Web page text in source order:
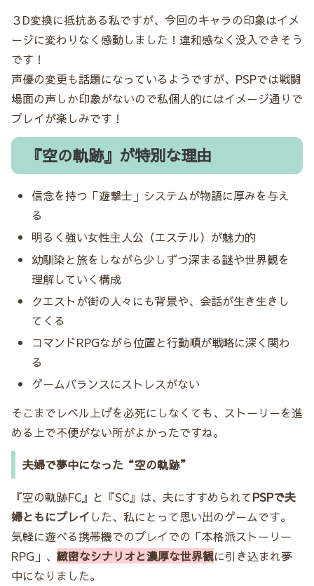
３D変換に抵抗ある私ですが、今回のキャラの印象はイメ
ージに変わりなく感動しました！違和感なく没入できそう
です！
声優の変更も話題になっているようですが、PSPでは戦闘
場面の声しか印象がないので私個人的にはイメージ通りで
プレイが楽しみです！
『空の軌跡』が特別な理由
信念を持つ「遊撃士」システムが物語に厚みを与え
る
明るく強い女性主人公（エステル）が魅力的
幼馴染と旅をしながら少しずつ深まる謎や世界観を
理解していく構成
クエストが街の人々にも背景や、会話が生き生きし
てくる
コマンドRPGながら位置と行動順が戦略に深く関わ
る
ゲームバランスにストレスがない
そこまでレベル上げを必死にしなくても、ストーリーを進
める上で不便がない所がよかったですね。
夫婦で夢中になった“空の軌跡”
『空の軌跡FC』と『SC』は、夫にすすめられてPSPで夫
婦ともにプレイ した、私にとって思い出のゲームです。
気軽に遊べる携帯機でのプレイでの「本格派ストーリー
RPG」、 緻密なシナリオと濃厚な世界観に引き込まれ夢
中になりました。